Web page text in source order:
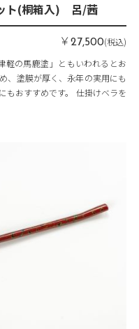
ト(桐箱入) 呂/茜
￥27,500(税込)
軽の馬鹿塗」ともいわれるとお
、塗膜が厚く、永年の実用にも
もおすすめです。 仕掛けベラを